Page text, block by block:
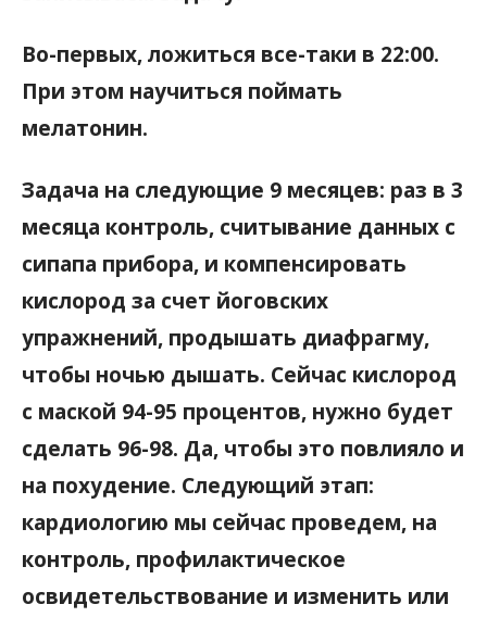
Во-первых, ложиться все-таки в 22:00.
При этом научиться поймать
мелатонин.
Задача на следующие 9 месяцев: раз в 3
месяца контроль, считывание данных с
сипапа прибора, и компенсировать
кислород за счет йоговских
упражнений, продышать диафрагму,
чтобы ночью дышать. Сейчас кислород
с маской 94-95 процентов, нужно будет
сделать 96-98. Да, чтобы это повлияло и
на похудение. Следующий этап:
кардиологию мы сейчас проведем, на
контроль, профилактическое
освидетельствование и изменить или